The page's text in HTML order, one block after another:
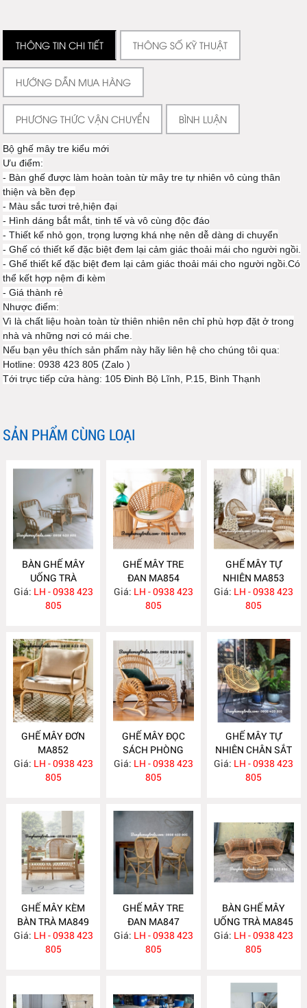
THÔNG TIN CHI TIẾT THÔNG SỐ KỸ THUẬT
HƯỚNG DẪN MUA HÀNG
PHƯƠNG THỨC VẬN CHUYỂN BÌNH LUẬN
Bộ ghế mây tre kiểu mới
Ưu điểm:
- Bàn ghế được làm hoàn toàn từ mây tre tự nhiên vô cùng thân
thiện và bền đẹp
- Màu sắc tươi trẻ,hiện đại
- Hình dáng bắt mắt, tinh tế và vô cùng độc đáo
- Thiết kế nhỏ gọn, trọng lượng khá nhẹ nên dễ dàng di chuyển
- Ghế có thiết kế đặc biệt đem lại cảm giác thoải mái cho người ngồi.
- Ghế thiết kế đặc biệt đem lại cảm giác thoải mái cho người ngồi.Có
thể kết hợp nệm đi kèm
- Giá thành rẻ
Nhược điểm:
Vì là chất liệu hoàn toàn từ thiên nhiên nên chỉ phù hợp đặt ở trong
nhà và những nơi có mái che.
Nếu bạn yêu thích sản phẩm này hãy liên hệ cho chúng tôi qua:
Hotline: 0938 423 805 (Zalo )
Tới trực tiếp cửa hàng: 105 Đinh Bộ Lĩnh, P.15, Bình Thạnh
SẢN PHẨM CÙNG LOẠI
BÀN GHẾ MÂY
UỐNG TRÀ
PHÒNG NGỦ
MA855
Giá: LH - 0938 423
805
GHẾ MÂY TRE
ĐAN MA854
Giá: LH - 0938 423
805
GHẾ MÂY TỰ
NHIÊN MA853
Giá: LH - 0938 423
805
GHẾ MÂY ĐƠN
MA852
Giá: LH - 0938 423
805
GHẾ MÂY ĐỌC
SÁCH PHÒNG
NGỦ MA851
Giá: LH - 0938 423
805
GHẾ MÂY TỰ
NHIÊN CHÂN SẮT
MA850
Giá: LH - 0938 423
805
GHẾ MÂY KÈM
BÀN TRÀ MA849
Giá: LH - 0938 423
805
GHẾ MÂY TRE
ĐAN MA847
Giá: LH - 0938 423
805
BÀN GHẾ MÂY
UỐNG TRÀ MA845
Giá: LH - 0938 423
805